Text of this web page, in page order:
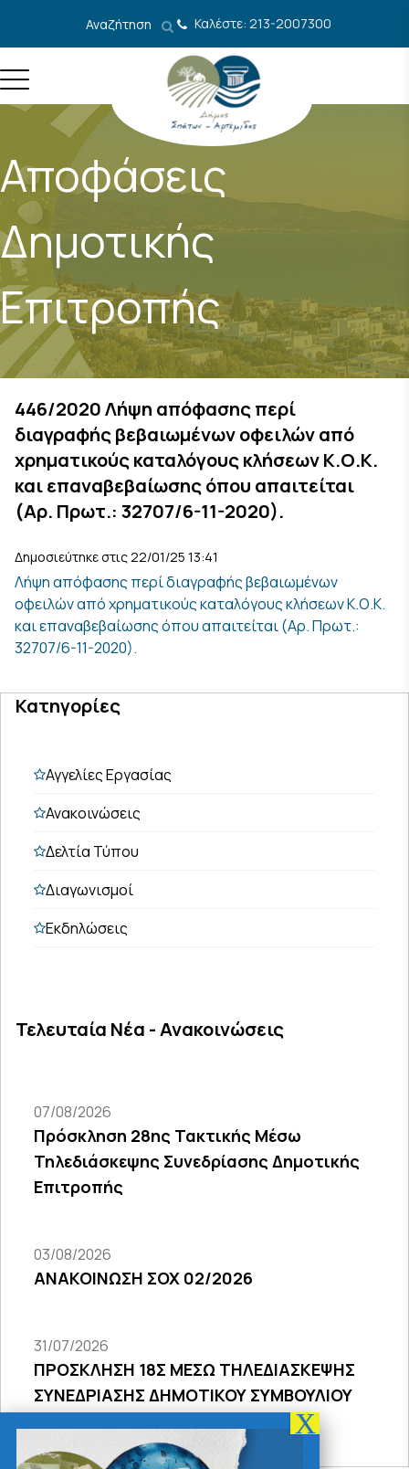
Αναζήτηση Καλέστε: 213-2007300
Αποφάσεις
Δημοτικής
Επιτροπής
446/2020 Λήψη απόφασης περί
διαγραφής βεβαιωμένων οφειλών από
χρηματικούς καταλόγους κλήσεων Κ.Ο.Κ.
και επαναβεβαίωσης όπου απαιτείται
(Αρ. Πρωτ.: 32707/6-11-2020).
Δημοσιεύτηκε στις 22/01/25 13:41
Λήψη απόφασης περί διαγραφής βεβαιωμένων
οφειλών από χρηματικούς καταλόγους κλήσεων Κ.Ο.Κ.
και επαναβεβαίωσης όπου απαιτείται (Αρ. Πρωτ.:
32707/6-11-2020).
Κατηγορίες
Αγγελίες Εργασίας
Ανακοινώσεις
Δελτία Τύπου
Διαγωνισμοί
Εκδηλώσεις
Τελευταία Νέα - Ανακοινώσεις
07/08/2026
Πρόσκληση 28ης Τακτικής Μέσω
Τηλεδιάσκεψης Συνεδρίασης Δημοτικής
Επιτροπής
03/08/2026
ΑΝΑΚΟΙΝΩΣΗ ΣΟΧ 02/2026
31/07/2026
ΠΡΟΣΚΛΗΣΗ 18Σ ΜΕΣΩ ΤΗΛΕΔΙΑΣΚΕΨΗΣ
ΣΥΝΕΔΡΙΑΣΗΣ ΔΗΜΟΤΙΚΟΥ ΣΥΜΒΟΥΛΙΟΥ